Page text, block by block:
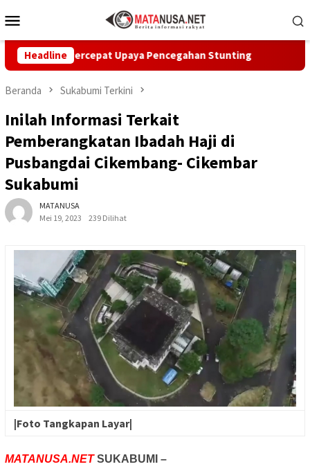
ke
Mobile
Headline
Percepat Upaya Pencegahan Stunting
Beranda Sukabumi Terkini
Inilah Informasi Terkait
Pemberangkatan Ibadah Haji di
Pusbangdai Cikembang- Cikembar
Sukabumi
MATANUSA
Mei 19, 2023
239 Dilihat
|Foto Tangkapan Layar|
MATANUSA.NETSUKABUMI –